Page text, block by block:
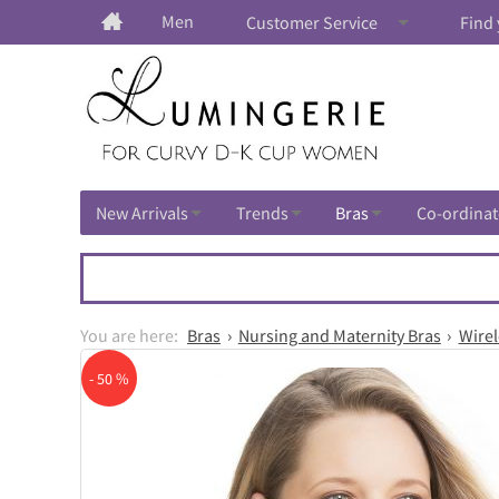
Men Customer Service Find
New Arrivals Trends Bras Co-
Bras Nursing and Maternity Bras
- 50 %